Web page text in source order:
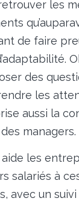
les
de faire
des
les
aussi la
managers.
les
salariés à
avec un